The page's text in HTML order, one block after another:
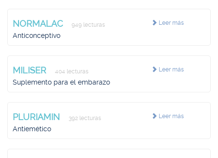
Leer más
NORMALAC 949 lecturas
Anticonceptivo
Leer más
MILISER 404 lecturas
Suplemento para el embarazo
Leer más
PLURIAMIN 392 lecturas
Antiemético